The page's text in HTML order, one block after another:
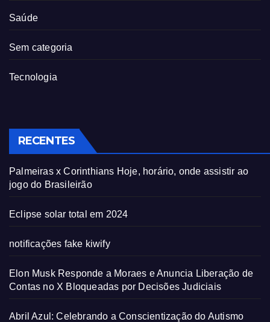
Saúde
Sem categoria
Tecnologia
RECENTES
Palmeiras x Corinthians Hoje, horário, onde assistir ao
jogo do Brasileirão
Eclipse solar total em 2024
notificações fake kiwify
Elon Musk Responde a Moraes e Anuncia Liberação de
Contas no X Bloqueadas por Decisões Judiciais
Abril Azul: Celebrando a Conscientização do Autismo